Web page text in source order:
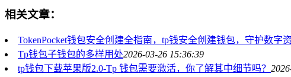
相关文章：
TokenPocket钱包安全创建全指南，tp钱安全创建钱包，守护数字
Tp钱包子钱包的多样用处2026-03-26 15:36:39
tp钱包下载苹果版2.0-Tp 钱包需要激活，你了解其中细节吗？